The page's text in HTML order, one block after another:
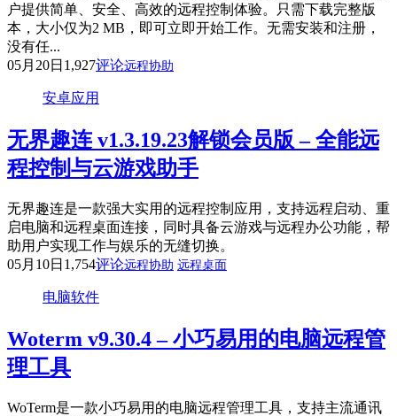
户提供简单、安全、高效的远程控制体验。只需下载完整版
本，大小仅为2 MB，即可立即开始工作。无需安装和注册，
没有任...
05月20日 1,927评论远程协助
安卓应用
无界趣连 v1.3.19.23解锁会员版 – 全能远
程控制与云游戏助手
无界趣连是一款强大实用的远程控制应用，支持远程启动、重
启电脑和远程桌面连接，同时具备云游戏与远程办公功能，帮
助用户实现工作与娱乐的无缝切换。
05月10日 1,754评论远程协助 远程桌面
电脑软件
Woterm v9.30.4 – 小巧易用的电脑远程管
理工具
WoTerm是一款小巧易用的电脑远程管理工具，支持主流通讯